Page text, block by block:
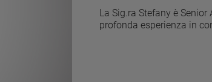
La Sig.ra Stefany è
profonda esperienza in